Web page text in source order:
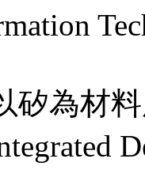
矽為材